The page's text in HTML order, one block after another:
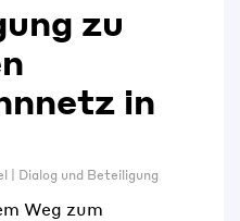
zu
in
Dialog und Beteiligung
Weg zum